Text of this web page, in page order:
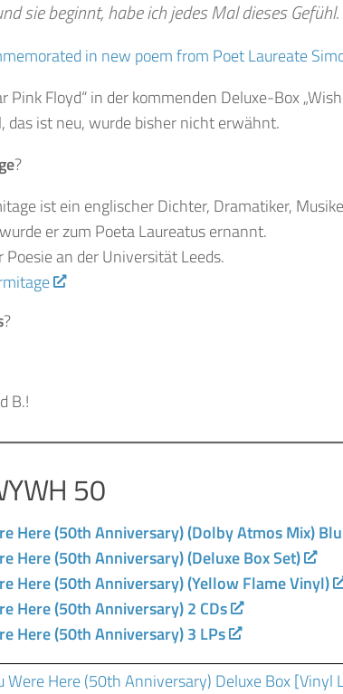
sie beginnt, habe ich jedes Mal dieses Gefühl.
in new poem from Poet Laureate
Pink Floyd“ in der kommenden Deluxe-Box
das ist neu, wurde bisher nicht erwähnt.
?
ist ein englischer Dichter, Dramatiker,
er zum Poeta Laureatus ernannt.
an der Universität Leeds.
?
B.!
50
Here (50th Anniversary) (Dolby Atmos Mix)
Here (50th Anniversary) (Deluxe Box Set)
Here (50th Anniversary) (Yellow Flame Vinyl)
Here (50th Anniversary) 2 CDs
Here (50th Anniversary) 3 LPs
Were Here (50th Anniversary) Deluxe Box [Vinyl